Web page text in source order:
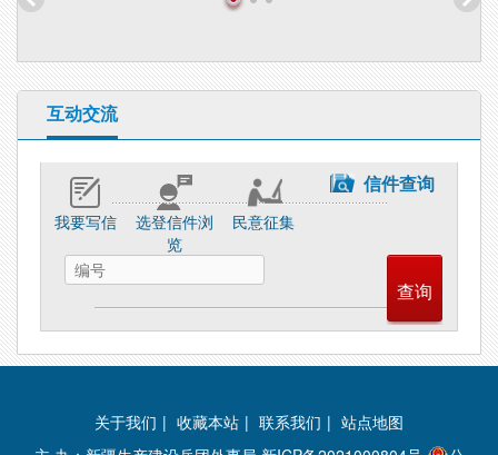
互动交流
我要写信
选登信件浏
览
民意征集
信件查询
关于我们 | 收藏本站 | 联系我们 | 站点地图